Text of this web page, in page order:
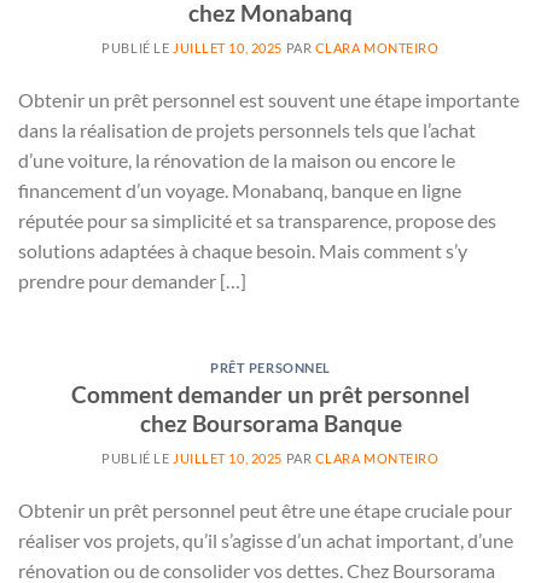
chez Monabanq
PUBLIÉ LE JUILLET 10, 2025 PAR CLARA MONTEIRO
Obtenir un prêt personnel est souvent une étape importante
dans la réalisation de projets personnels tels que l’achat
d’une voiture, la rénovation de la maison ou encore le
financement d’un voyage. Monabanq, banque en ligne
réputée pour sa simplicité et sa transparence, propose des
solutions adaptées à chaque besoin. Mais comment s’y
prendre pour demander […]
PRÊT PERSONNEL
Comment demander un prêt personnel
chez Boursorama Banque
PUBLIÉ LE JUILLET 10, 2025 PAR CLARA MONTEIRO
Obtenir un prêt personnel peut être une étape cruciale pour
réaliser vos projets, qu’il s’agisse d’un achat important, d’une
rénovation ou de consolider vos dettes. Chez Boursorama